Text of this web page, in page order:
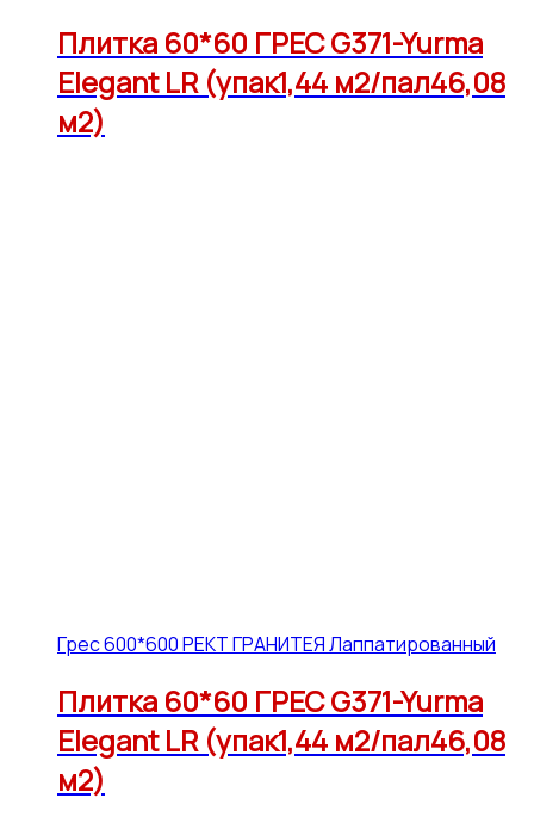
Плитка 60*60 ГРЕС G371-Yurma
Elegant LR (упак1,44 м2/пал46,08
м2)
Грес 600*600 РЕКТ ГРАНИТЕЯ Лаппатированный
Плитка 60*60 ГРЕС G371-Yurma
Elegant LR (упак1,44 м2/пал46,08
м2)